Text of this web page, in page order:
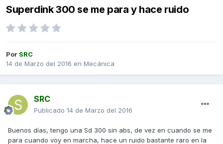
Superdink 300 se me para y hace ruido
Por SRC
14 de Marzo del 2016 en Mecánica
SRC
Publicado 14 de Marzo del 2016
Buenos días, tengo una Sd 300 sin abs, de vez en cuando se me
para cuando voy en marcha, hace un ruido bastante raro en la